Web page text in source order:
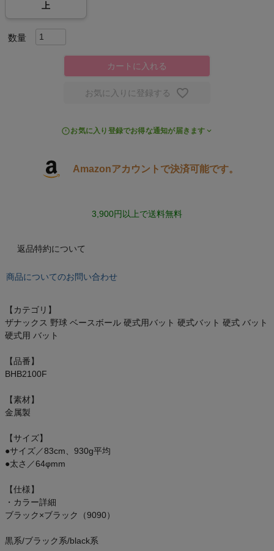
もっと見る
インフィット INFIT
サックス SAXX
オン On
ベースボールマリオ（野球商品）
お気に入り
上
カートに入れる
お気に入りに登録する
お気に入り登録でお得な通知が届きます
Amazonアカウントで決済可能です。
3,900円以上で送料無料
返品特約について
商品についてのお問い合わせ
【カテゴリ】
ザナックス 野球 ベースボール 硬式用バット 硬式バット 硬式 バット
硬式用 バット
【品番】
BHB2100F
【素材】
金属製
【サイズ】
●サイズ／83cm、930g平均
●太さ／64φmm
【仕様】
・カラー詳細
ブラック×ブラック（9090）
黒系/ブラック系/black系